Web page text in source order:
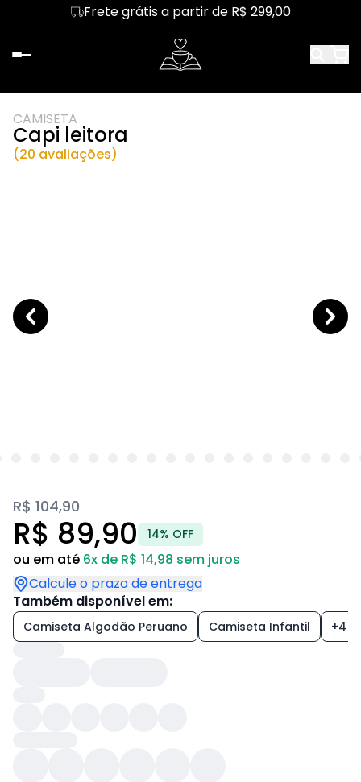
Frete grátis a partir de R$ 299,00
CAMISETA
Capi leitora
(20 avaliações)
R$ 104,90
R$ 89,90 14% OFF
ou em até 6x de R$ 14,98 sem juros
Calcule o prazo de entrega
Também disponível em:
Camiseta Algodão Peruano Camiseta Infantil +4